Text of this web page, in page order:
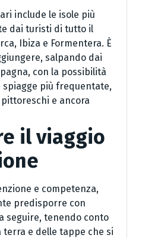
include le isole più
dai turisti di tutto il
Ibiza e Formentera. È
salpando dai
con la possibilità
più frequentate,
e ancora
il viaggio
e competenza,
predisporre con
seguire, tenendo conto
terra e delle tappe che si